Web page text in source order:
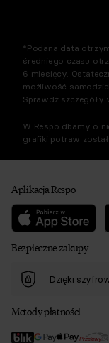
*Podana data
średniego czasu
6 miesięcy.
możliwość
Sprawdź szczegóły
W Respo dbamy o
grafiki potraw
Aplikacja Respo
Bezpieczne zakupy
Dzięki
Metody płatności